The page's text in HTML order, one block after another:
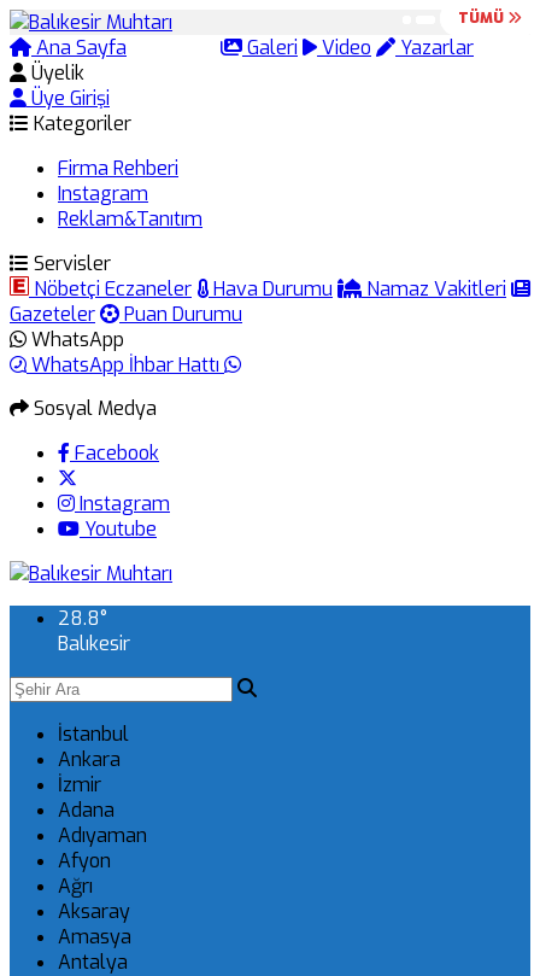
Ana Sayfa Galeri Video
Yazarlar
Üyelik
Üye Girişi
Kategoriler
Firma Rehberi
Instagram
Reklam&Tanıtım
Servisler
Nöbetçi Eczaneler
Hava Durumu
Namaz Vakitleri
Gazeteler
Puan Durumu
WhatsApp
WhatsApp İhbar Hattı
Sosyal Medya
Facebook
Instagram
Youtube
28.8°
Balıkesir
İstanbul
Ankara
İzmir
Adana
Adıyaman
Afyon
Ağrı
Aksaray
Amasya
Antalya
TÜMÜ
TÜMÜ